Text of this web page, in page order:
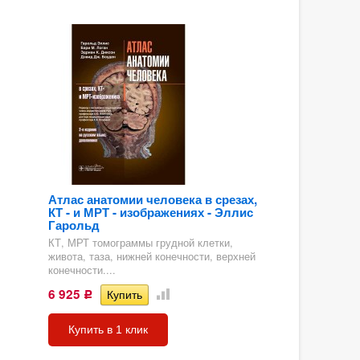
Атлас анатомии человека в срезах,
КТ - и МРТ - изображениях - Эллис
Гарольд
КТ, МРТ томограммы грудной клетки,
живота, таза, нижней конечности, верхней
конечности....
6 925 Р
Купить в 1 клик